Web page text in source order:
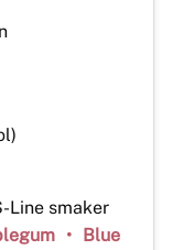
Line smaker
• Blue